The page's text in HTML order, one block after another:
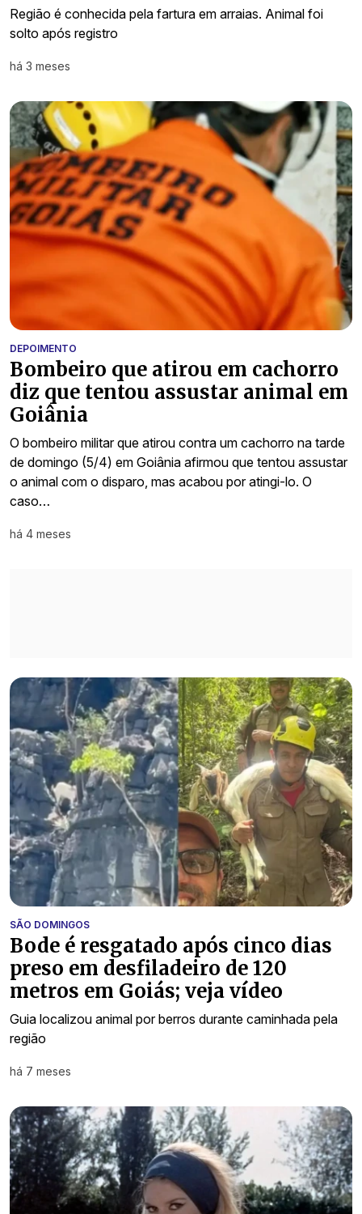
Região é conhecida pela fartura em arraias. Animal foi
solto após registro
há 3 meses
DEPOIMENTO
Bombeiro que atirou em cachorro
diz que tentou assustar animal em
Goiânia
O bombeiro militar que atirou contra um cachorro na tarde
de domingo (5/4) em Goiânia afirmou que tentou assustar
o animal com o disparo, mas acabou por atingi-lo. O
caso…
há 4 meses
SÃO DOMINGOS
Bode é resgatado após cinco dias
preso em desfiladeiro de 120
metros em Goiás; veja vídeo
Guia localizou animal por berros durante caminhada pela
região
há 7 meses